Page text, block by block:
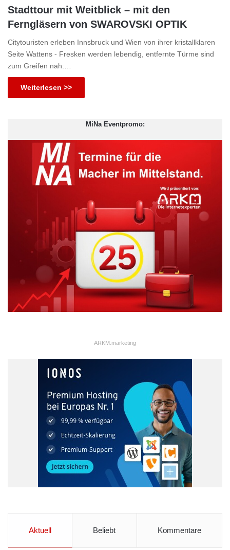
Stadttour mit Weitblick – mit den
Ferngläsern von SWAROVSKI OPTIK
Citytouristen erleben Innsbruck und Wien von ihrer kristallklaren
Seite Wattens - Fresken werden lebendig, entfernte Türme sind
zum Greifen nah:…
Weiterlesen >>
MiNa Eventpromo:
ARKM.marketing
Aktuell Beliebt Kommentare